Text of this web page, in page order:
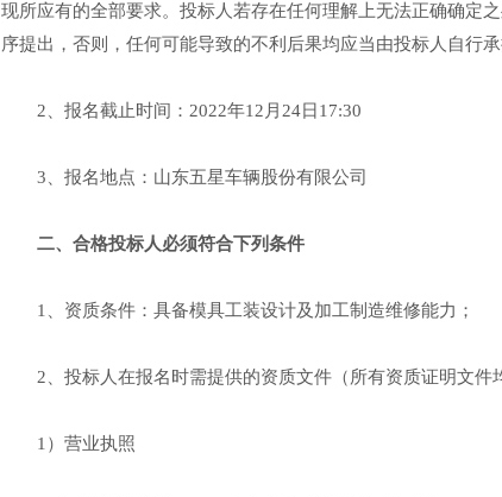
现所应有的全部要求。投标人若存在任何理解上无法正确确定
序提出，否则，任何可能导致的不利后果均应当由投标人自行承
2、报名截止时间：2022年12月24日17:30
3、报名地点：山东五星车辆股份有限公司
二、合格投标人必须符合下列条件
1、资质条件：具备模具工装设计及加工制造维修能力；
2、投标人在报名时需提供的资质文件（所有资质证明文件
1）营业执照